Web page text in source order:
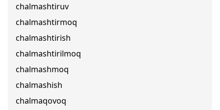
chalmashtiruv
chalmashtirmoq
chalmashtirish
chalmashtirilmoq
chalmashmoq
chalmashish
chalmaqovoq